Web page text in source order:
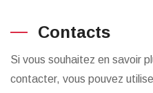
Contacts
Si vous souhaitez en savoir
contacter, vous pouvez